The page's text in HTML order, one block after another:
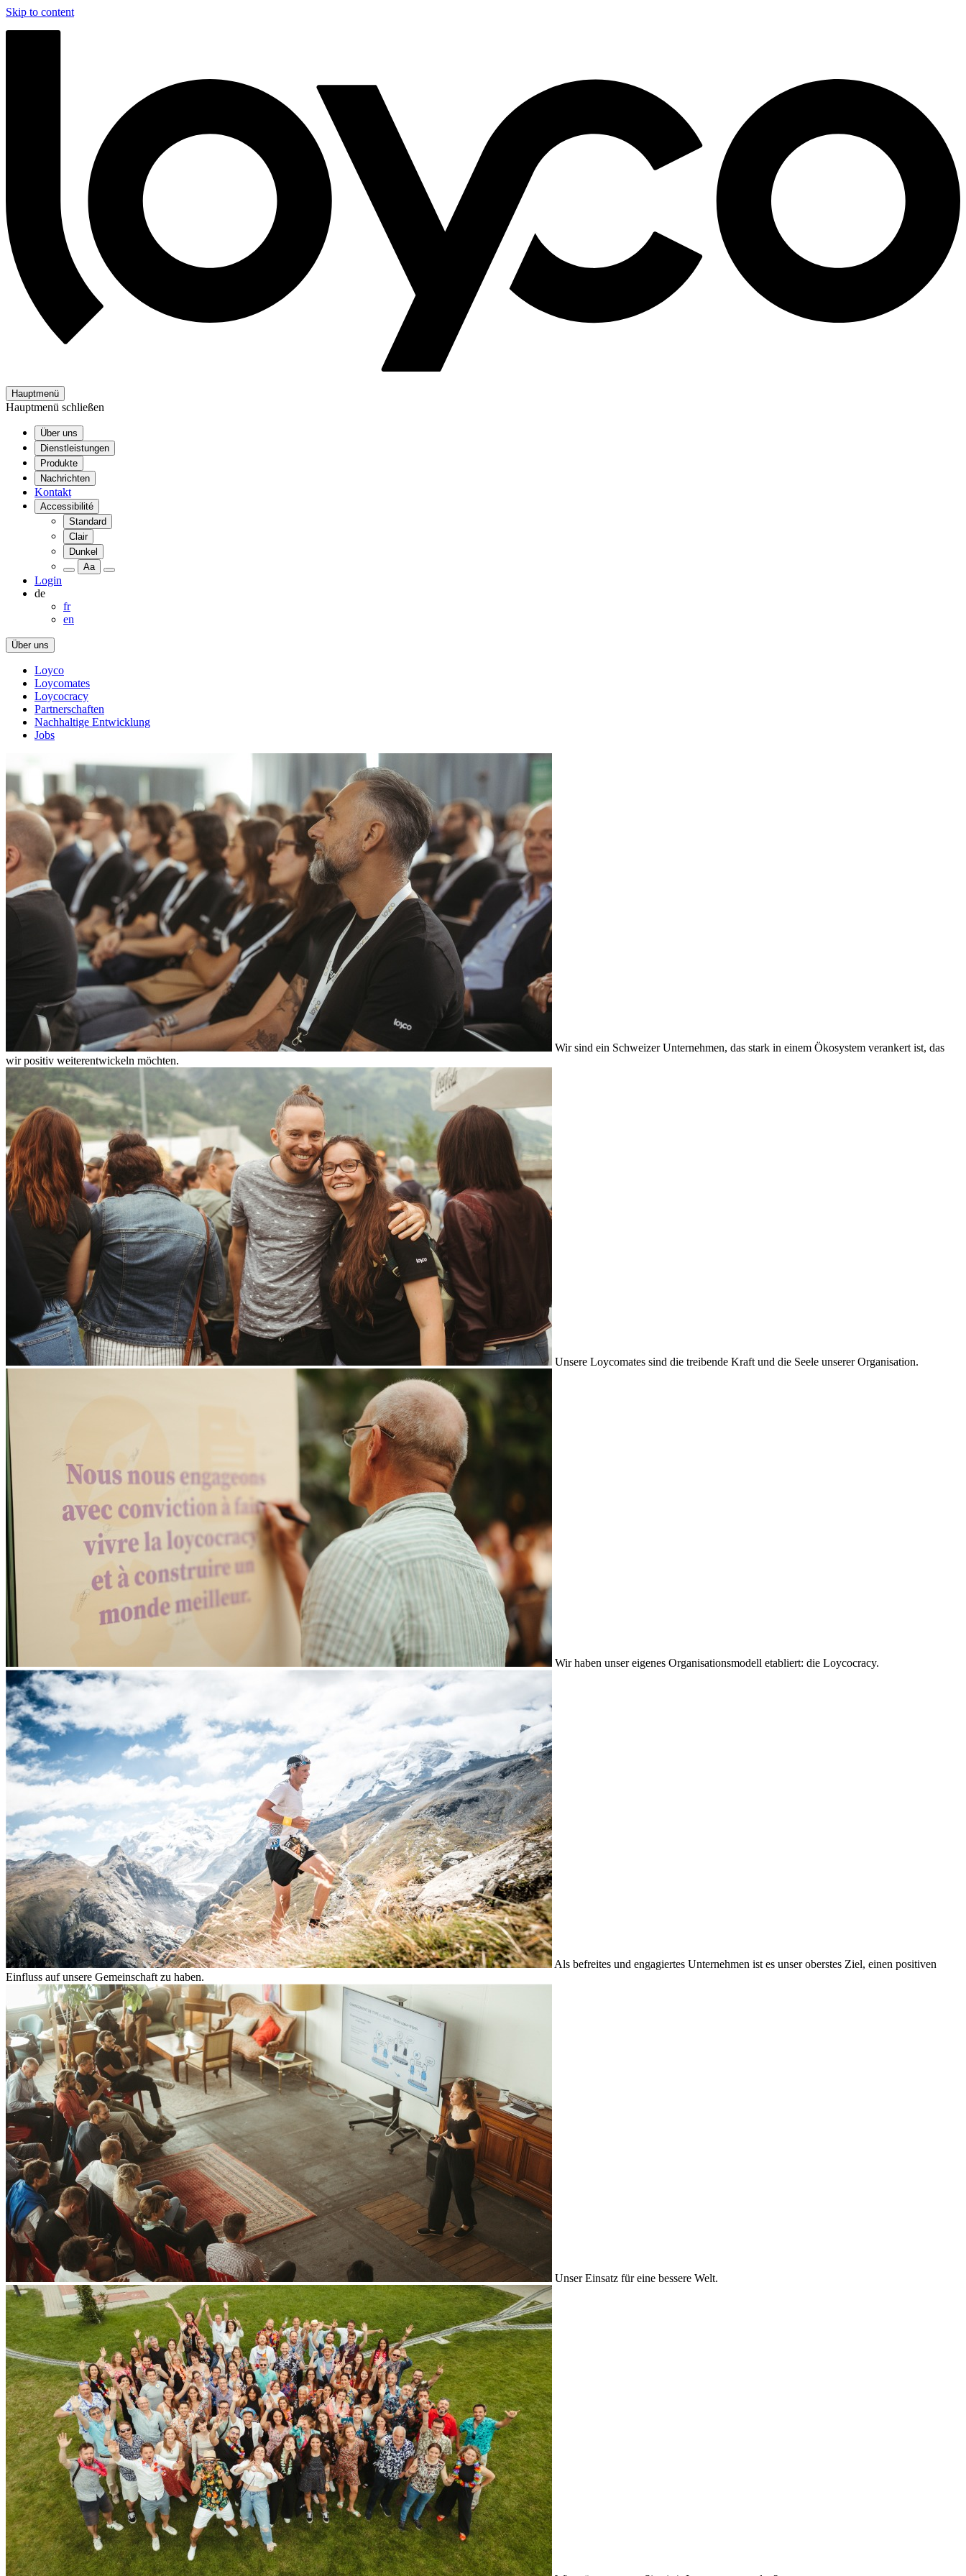
Skip to content
Hauptmenü
Hauptmenü schließen
Über uns
Dienstleistungen
Produkte
Nachrichten
Kontakt
Accessibilité
Standard
Clair
Dunkel
Aa
Login
de
fr
en
Über uns
Loyco
Loycomates
Loycocracy
Partnerschaften
Nachhaltige Entwicklung
Jobs
Wir sind ein Schweizer Unternehmen, das stark in einem Ökosystem verankert ist, das
wir positiv weiterentwickeln möchten.
Unsere Loycomates sind die treibende Kraft und die Seele unserer Organisation.
Wir haben unser eigenes Organisationsmodell etabliert: die Loycocracy.
Als befreites und engagiertes Unternehmen ist es unser oberstes Ziel, einen positiven
Einfluss auf unsere Gemeinschaft zu haben.
Unser Einsatz für eine bessere Welt.